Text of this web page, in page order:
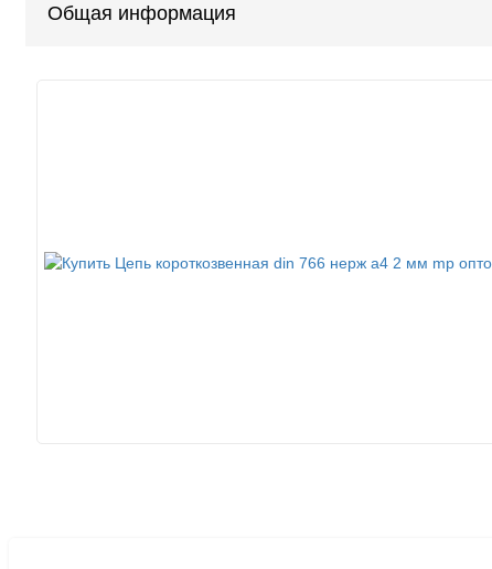
Общая информация